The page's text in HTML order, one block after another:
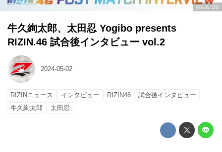
youtu.be
牛久絢太郎、太田忍 Yogibo presents
RIZIN.46 試合後インタビュー vol.2
2024-05-02
RIZINニュース インタビュー RIZIN46
試合後インタビュー
牛久絢太郎
太田忍